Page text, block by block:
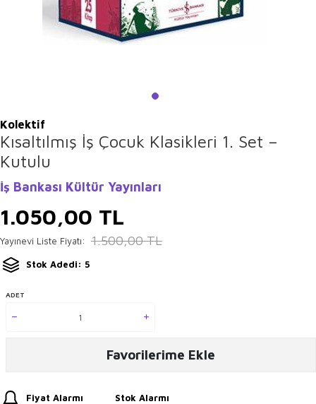
Kolektif
Kısaltılmış İş Çocuk Klasikleri 1. Set –
Kutulu
İş Bankası Kültür Yayınları
1.050,00 TL
Yayınevi Liste Fiyatı: 1.500,00TL
Stok Adedi: 5
ADET
Favorilerime Ekle
Fiyat Alarmı Stok Alarmı